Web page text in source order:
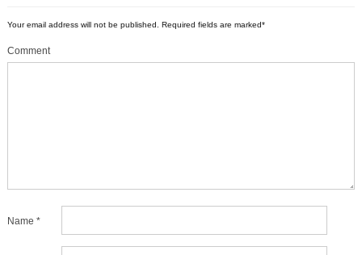
Your email address will not be published. Required fields are marked*
Comment
Name *